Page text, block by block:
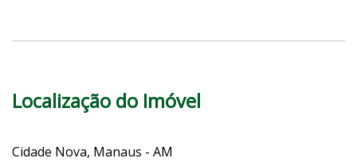
Localização do Imóvel
Cidade Nova, Manaus - AM